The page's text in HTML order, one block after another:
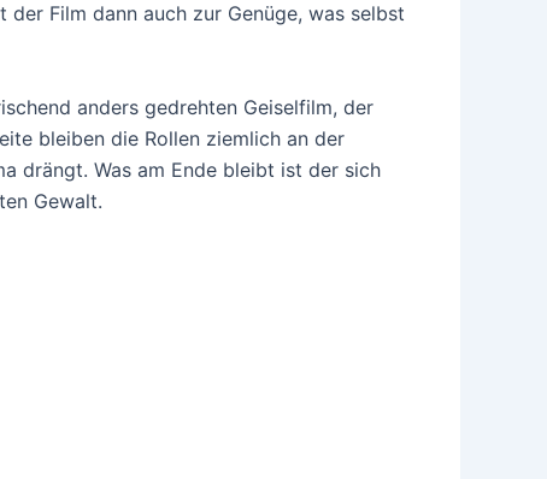
Film dann auch zur Genüge, was selbst
anders gedrehten Geiselfilm, der
bleiben die Rollen ziemlich an der
drängt. Was am Ende bleibt ist der sich
Gewalt.